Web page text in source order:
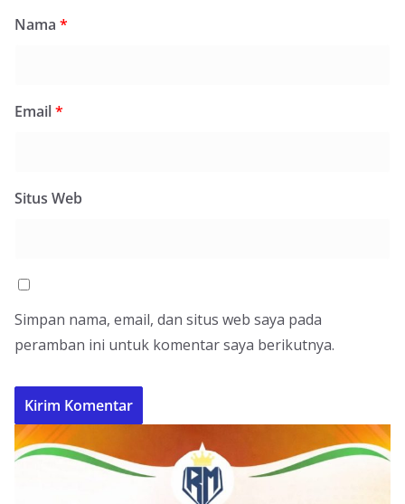
Nama *
Email*
Situs Web
Simpan nama, email, dan situs web saya pada
peramban ini untuk komentar saya berikutnya.